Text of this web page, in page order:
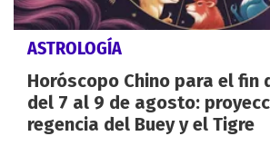
ASTROLOGÍA
Horóscopo Chino para el fin
del 7 al 9 de agosto:
regencia del Buey y el Tigre